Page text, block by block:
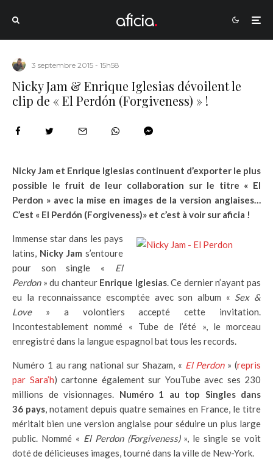
3 septembre 2015 - 15h58
Nicky Jam & Enrique Iglesias dévoilent le
clip de « El Perdón (Forgiveness) » !
Nicky Jam et Enrique Iglesias continuent d’exporter le plus
possible le fruit de leur collaboration sur le titre « El
Perdon » avec la mise en images de la version anglaises…
C’est « El Perdón (Forgiveness)» et c’est à voir sur aficia !
Immense star dans les pays
latins, Nicky Jam s’entoure
pour son single « El
Perdon» du chanteur Enrique Iglesias. Ce dernier n’ayant pas
eu la reconnaissance escomptée avec son album « Sex &
Love» a volontiers accepté cette invitation.
Incontestablement nommé « Tube de l’été », le morceau
enregistré dans la langue espagnol bat tous les records.
Numéro 1 au rang national sur Shazam, « El Perdon» (repris
par Sara’h) cartonne également sur YouTube avec ses 230
millions de visionnages. Numéro 1 au top Singles dans
36 pays, notament depuis quatre semaines en France, le titre
méritait bien une version anglaise pour séduire un plus large
public. Nommé « El Perdon (Forgiveness)», le single se voit
doté de délicieuses images, tourné dans la ville de New-York.